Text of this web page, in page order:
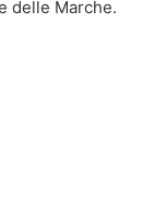
delle Marche.